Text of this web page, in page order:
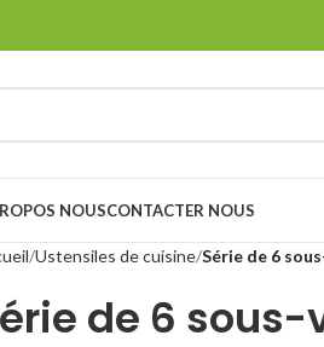
NOUSCONTACTER NOUS
Ustensiles de cuisine Série de 6
de 6